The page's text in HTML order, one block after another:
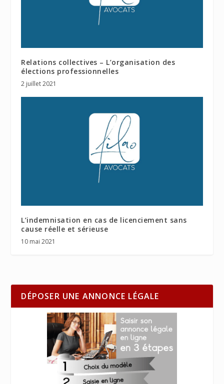
Relations collectives – L’organisation des
élections professionnelles
2 juillet 2021
L’indemnisation en cas de licenciement sans
cause réelle et sérieuse
10 mai 2021
DÉPOSER UNE ANNONCE LÉGALE